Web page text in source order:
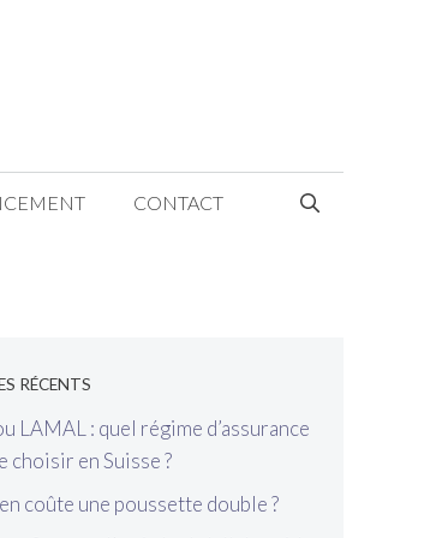
CONTACT
RÉCENTS
LAMAL : quel régime d’assurance
choisir en Suisse ?
coûte une poussette double ?